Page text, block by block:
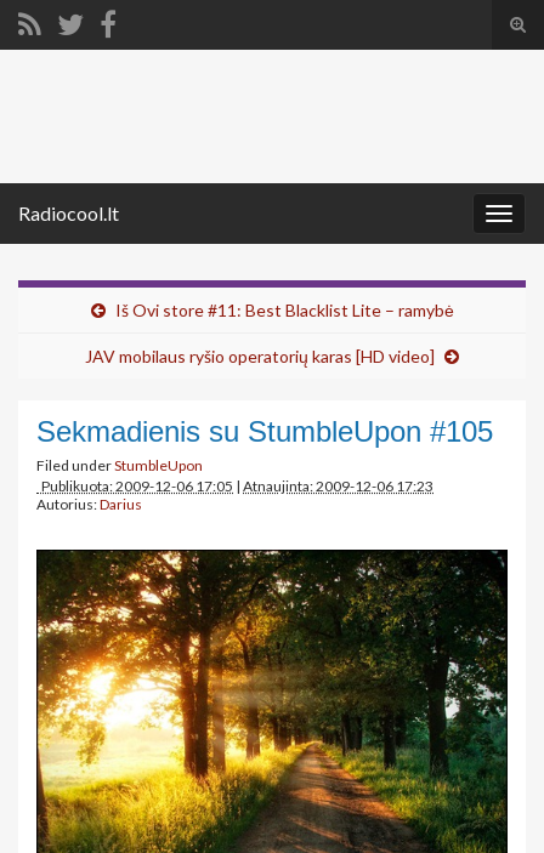
Radiocool.lt
Iš Ovi store #11: Best Blacklist Lite – ramybė
JAV mobilaus ryšio operatorių karas [HD video]
Sekmadienis su StumbleUpon #105
Filed underStumbleUpon
Publikuota: 2009-12-06 17:05 | Atnaujinta: 2009-12-06 17:23
Autorius:Darius